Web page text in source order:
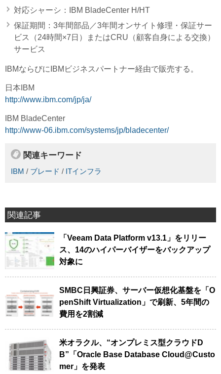
対応シャーシ：IBM BladeCenter H/HT
保証期間：3年間部品／3年間オンサイト修理・保証サー
ビス（24時間×7日）またはCRU（顧客自身による交換）
サービス
IBMならびにIBMビジネスパートナー経由で販売する。
日本IBM
http://www.ibm.com/jp/ja/
IBM BladeCenter
http://www-06.ibm.com/systems/jp/bladecenter/
関連キーワード
IBM / ブレード / ITインフラ
関連記事
「Veeam Data Platform v13.1」をリリー
ス、14のハイパーバイザーをバックアップ
対象に
SMBC日興証券、サーバー仮想化基盤を「O
penShift Virtualization」で刷新、5年間の
費用を2割減
米オラクル、“オンプレミス型クラウドD
B”「Oracle Base Database Cloud@Custo
mer」を発表